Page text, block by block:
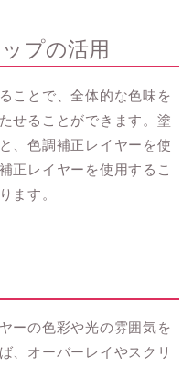
プの活用
ことで、全体的な色味を
せることができます。塗
、色調補正レイヤーを使
正レイヤーを使用するこ
ます。
ーの色彩や光の雰囲気を
、オーバーレイやスクリ